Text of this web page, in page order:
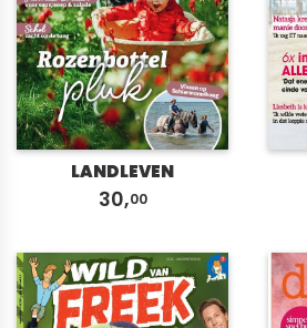
LANDLEVEN
30,00